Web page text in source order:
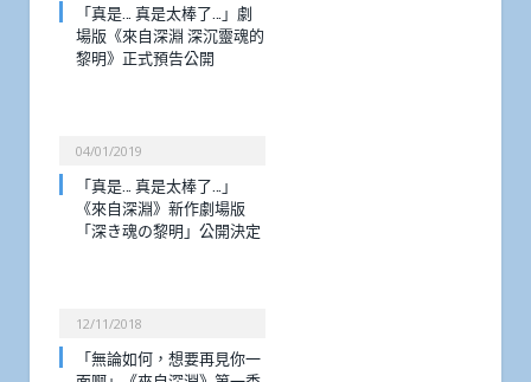
「真是… 真是太棒了…」劇
場版《來自深淵 深沉靈魂的
黎明》正式預告公開
04/01/2019
「真是… 真是太棒了…」
《來自深淵》新作劇場版
「深き魂の黎明」公開決定
12/11/2018
「無論如何，想要再見你一